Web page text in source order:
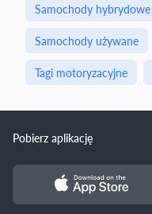
Samochody hybrydowe
Samochody używane
Tagi motoryzacyjne
Pobierz aplikację